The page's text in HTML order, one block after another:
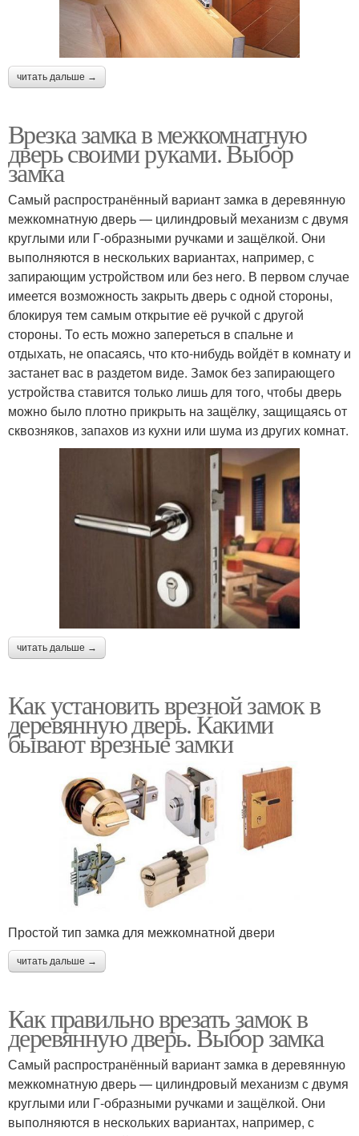
читать дальше →
Врезка замка в межкомнатную
дверь своими руками. Выбор
замка
Самый распространённый вариант замка в деревянную
межкомнатную дверь — цилиндровый механизм с двумя
круглыми или Г-образными ручками и защёлкой. Они
выполняются в нескольких вариантах, например, с
запирающим устройством или без него. В первом случае
имеется возможность закрыть дверь с одной стороны,
блокируя тем самым открытие её ручкой с другой
стороны. То есть можно запереться в спальне и
отдыхать, не опасаясь, что кто-нибудь войдёт в комнату и
застанет вас в раздетом виде. Замок без запирающего
устройства ставится только лишь для того, чтобы дверь
можно было плотно прикрыть на защёлку, защищаясь от
сквозняков, запахов из кухни или шума из других комнат.
читать дальше →
Как установить врезной замок в
деревянную дверь. Какими
бывают врезные замки
Простой тип замка для межкомнатной двери
читать дальше →
Как правильно врезать замок в
деревянную дверь. Выбор замка
Самый распространённый вариант замка в деревянную
межкомнатную дверь — цилиндровый механизм с двумя
круглыми или Г-образными ручками и защёлкой. Они
выполняются в нескольких вариантах, например, с